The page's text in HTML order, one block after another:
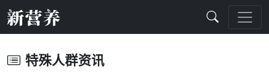
特殊人群资讯